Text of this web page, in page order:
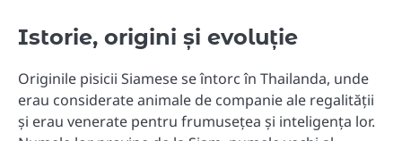
Istorie, origini și evoluție
Originile pisicii Siamese se întorc în Thailanda, unde
erau considerate animale de companie ale regalității
și erau venerate pentru frumusețea și inteligența lor.